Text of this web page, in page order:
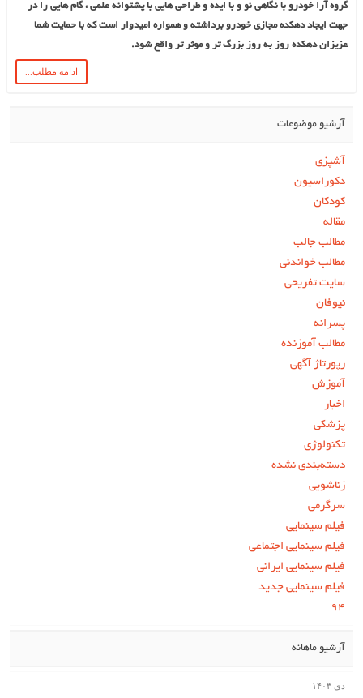
گروه آرا خودرو با نگاهی نو و با ایده و طراحی هایی با پشتوانه علمی ، گام هایی را در
جهت ایجاد دهکده مجازی خودرو برداشته و همواره امیدوار است که با حمایت شما
عزیزان دهکده روز به روز بزرگ تر و موثر تر واقع شود.
ادامه مطلب...
آرشیو موضوعات
آشپزی
دکوراسیون
کودکان
مقاله
مطالب جالب
مطالب خواندنی
سایت تفریحی
نیوفان
پسرانه
مطالب آموزنده
رپورتاژ آگهی
آموزش
اخبار
پزشکی
تکنولوژی
دسته‌بندی نشده
زناشویی
سرگرمی
فیلم سینمایی
فیلم سینمایی اجتماعی
فیلم سینمایی ایرانی
فیلم سینمایی جدید
۹۴
آرشیو ماهانه
دی ۱۴۰۳